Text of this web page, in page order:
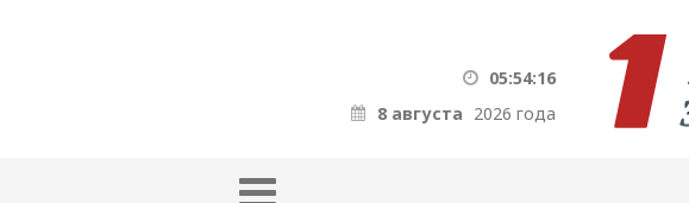
05:54:17
8 августа 2026 года